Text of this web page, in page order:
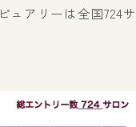
ピュアリーは全国724サ